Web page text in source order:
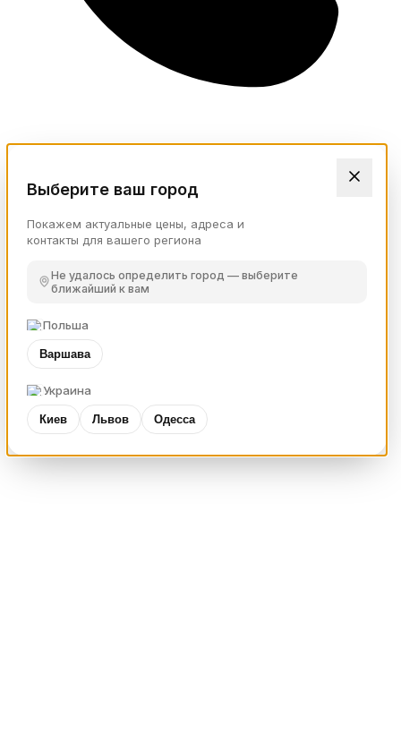
Выберите ваш город
Покажем актуальные цены, адреса и
контакты для вашего региона
Не удалось определить город — выберите
ближайший к вам
Польша
Варшава
Украина
Киев Львов Одесса